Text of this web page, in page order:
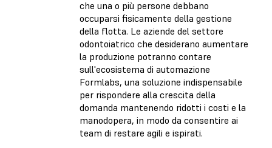
che una o più persone debbano
occuparsi fisicamente della gestione
della flotta. Le aziende del settore
odontoiatrico che desiderano aumentare
la produzione potranno contare
sull'ecosistema di automazione
Formlabs, una soluzione indispensabile
per rispondere alla crescita della
domanda mantenendo ridotti i costi e la
manodopera, in modo da consentire ai
team di restare agili e ispirati.